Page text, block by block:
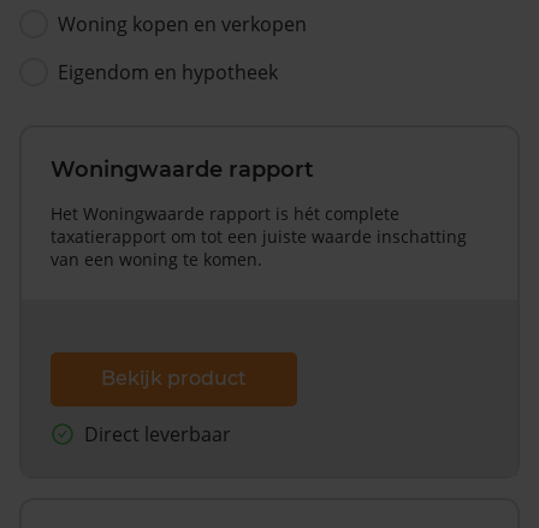
Woning kopen en verkopen
Eigendom en hypotheek
Woningwaarde rapport
Het Woningwaarde rapport is hét complete
taxatierapport om tot een juiste waarde inschatting
van een woning te komen.
Bekijk product
Direct leverbaar